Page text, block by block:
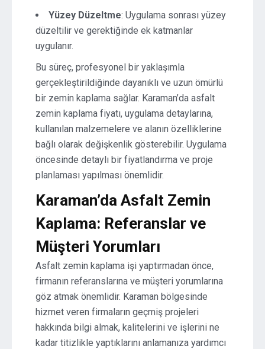
Yüzey Düzeltme: Uygulama sonrası yüzey
düzeltilir ve gerektiğinde ek katmanlar
uygulanır.
Bu süreç, profesyonel bir yaklaşımla
gerçekleştirildiğinde dayanıklı ve uzun ömürlü
bir zemin kaplama sağlar. Karaman’da asfalt
zemin kaplama fiyatı, uygulama detaylarına,
kullanılan malzemelere ve alanın özelliklerine
bağlı olarak değişkenlik gösterebilir. Uygulama
öncesinde detaylı bir fiyatlandırma ve proje
planlaması yapılması önemlidir.
Karaman’da Asfalt Zemin
Kaplama: Referanslar ve
Müşteri Yorumları
Asfalt zemin kaplama işi yaptırmadan önce,
firmanın referanslarına ve müşteri yorumlarına
göz atmak önemlidir. Karaman bölgesinde
hizmet veren firmaların geçmiş projeleri
hakkında bilgi almak, kalitelerini ve işlerini ne
kadar titizlikle yaptıklarını anlamanıza yardımcı